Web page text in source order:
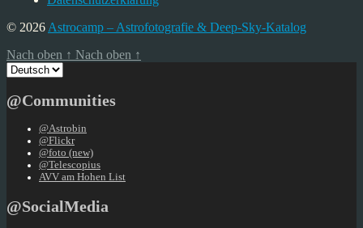
© 2026 Astrocamp – Astrofotografie & Deep-Sky-Katalog
Nach oben ↑ Nach oben ↑
Sprache
auswählen
@Communities
@Astrobin
@Flickr
@foto (new)
@Telescopius
AVV am Hohen List
@SocialMedia